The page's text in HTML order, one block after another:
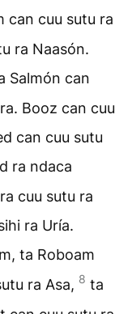
can cuu sutu ra
ra Naasón.
Salmón can
Booz can cuu
can cuu sutu
ra ndaca
cuu sutu ra
ra Uría.
ta Roboam
ra Asa, 8 ta